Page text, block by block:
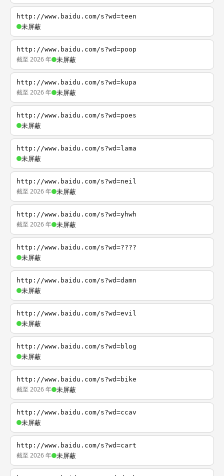
http://www.baidu.com/s?wd=teen
未屏蔽
http://www.baidu.com/s?wd=poop
截至 2026 年 未屏蔽
http://www.baidu.com/s?wd=kupa
截至 2026 年 未屏蔽
http://www.baidu.com/s?wd=poes
未屏蔽
http://www.baidu.com/s?wd=lama
未屏蔽
http://www.baidu.com/s?wd=neil
截至 2026 年 未屏蔽
http://www.baidu.com/s?wd=yhwh
截至 2026 年 未屏蔽
http://www.baidu.com/s?wd=????
未屏蔽
http://www.baidu.com/s?wd=damn
未屏蔽
http://www.baidu.com/s?wd=evil
未屏蔽
http://www.baidu.com/s?wd=blog
未屏蔽
http://www.baidu.com/s?wd=bike
截至 2026 年 未屏蔽
http://www.baidu.com/s?wd=ccav
未屏蔽
http://www.baidu.com/s?wd=cart
截至 2026 年 未屏蔽